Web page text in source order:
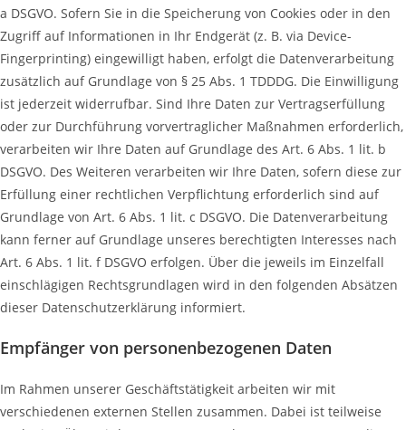
a DSGVO. Sofern Sie in die Speicherung von Cookies oder in den
Zugriff auf Informationen in Ihr Endgerät (z. B. via Device-
Fingerprinting) eingewilligt haben, erfolgt die Datenverarbeitung
zusätzlich auf Grundlage von § 25 Abs. 1 TDDDG. Die Einwilligung
ist jederzeit widerrufbar. Sind Ihre Daten zur Vertragserfüllung
oder zur Durchführung vorvertraglicher Maßnahmen erforderlich,
verarbeiten wir Ihre Daten auf Grundlage des Art. 6 Abs. 1 lit. b
DSGVO. Des Weiteren verarbeiten wir Ihre Daten, sofern diese zur
Erfüllung einer rechtlichen Verpflichtung erforderlich sind auf
Grundlage von Art. 6 Abs. 1 lit. c DSGVO. Die Datenverarbeitung
kann ferner auf Grundlage unseres berechtigten Interesses nach
Art. 6 Abs. 1 lit. f DSGVO erfolgen. Über die jeweils im Einzelfall
einschlägigen Rechtsgrundlagen wird in den folgenden Absätzen
dieser Datenschutzerklärung informiert.
Empfänger von personenbezogenen Daten
Im Rahmen unserer Geschäftstätigkeit arbeiten wir mit
verschiedenen externen Stellen zusammen. Dabei ist teilweise